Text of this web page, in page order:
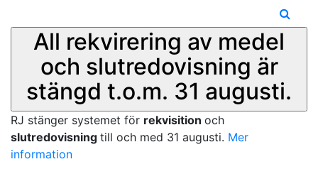
All rekvirering av medel
och slutredovisning är
stängd t.o.m. 31 augusti.
RJ stänger systemet för rekvisition och
slutredovisning till och med 31 augusti. Mer
information